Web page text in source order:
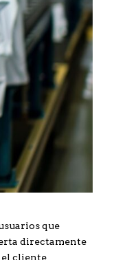
que
directamente
el cliente